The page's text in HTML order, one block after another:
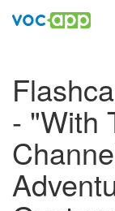
- "With